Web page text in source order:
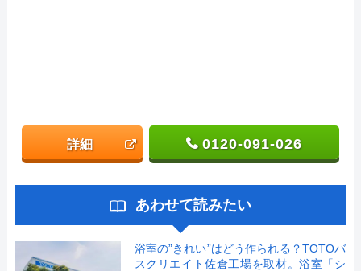
詳細 0120-091-026
あわせて読みたい
浴室の”きれい”はどう作られる？TOTOバ
スクリエイト佐倉工場を取材。浴室「シ